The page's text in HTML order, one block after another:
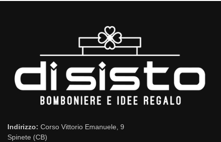
Indirizzo: Corso Vittorio Emanuele, 9
Spinete (CB)